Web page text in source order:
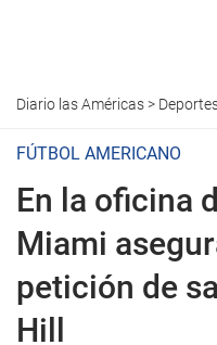
Diario las Américas>
FÚTBOL AMERICANO
En la oficina
Miami
petición de
Hill